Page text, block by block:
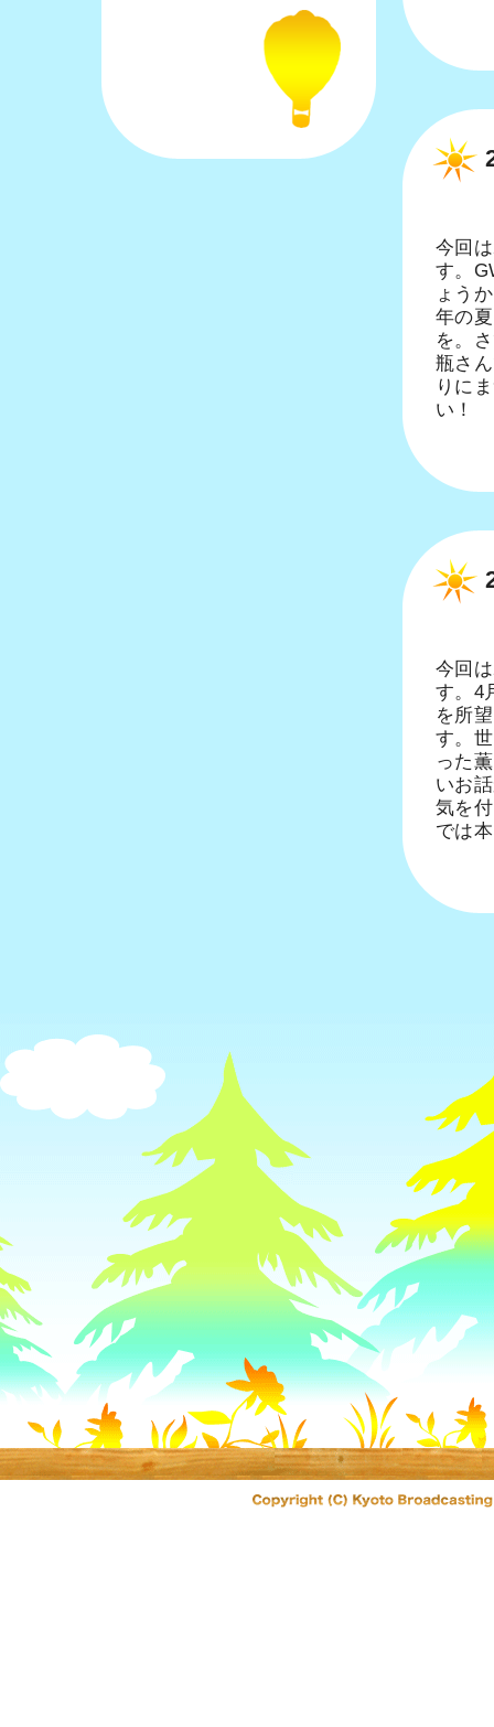
今回
す。
ょう
年の
を。
瓶さ
りに
い！
今回
す。4
を所
す。
った
いお
気を
では